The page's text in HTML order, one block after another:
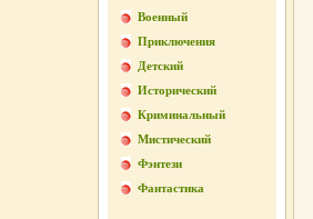
Военный
Приключения
Детский
Исторический
Криминальный
Мистический
Фэнтези
Фантастика